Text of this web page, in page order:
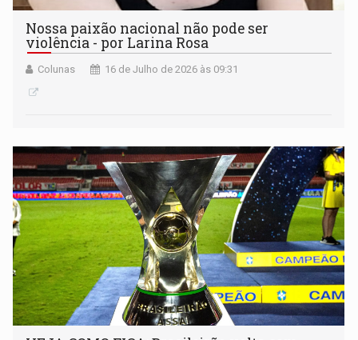
Nossa paixão nacional não pode ser
violência - por Larina Rosa
Colunas 16 de Julho de 2026 às 09:31